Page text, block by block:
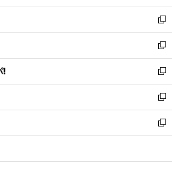
開
く
ウ
で
開
く
ン
ド
ウ
で
開
く
ウ
ィ
ン
ド
ウ
で
開
く
新
し
い
ウ
ィ
ン
ド
ウ
で
開
新
し
い
ウ
ィ
ン
ド
ウ
開
!
新
し
い
ウ
ィ
ン
ウ
新
し
い
ウ
ン
新
し
ウ